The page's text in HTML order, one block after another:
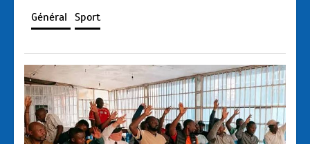
Général Sport